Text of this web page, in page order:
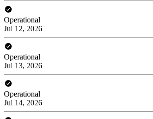
Operational
Jul 12, 2026
Operational
Jul 13, 2026
Operational
Jul 14, 2026